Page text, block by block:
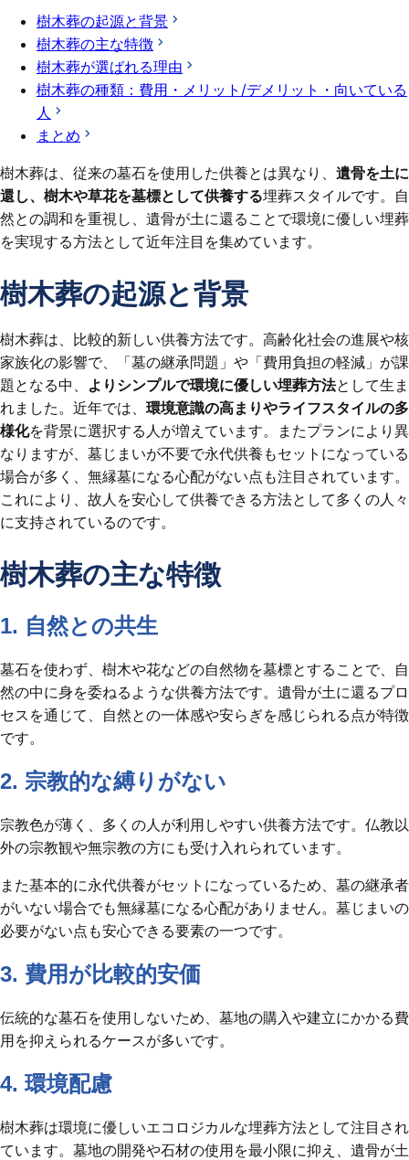
樹木葬の起源と背景
樹木葬の主な特徴
樹木葬が選ばれる理由
樹木葬の種類：費用・メリット/デメリット・向いている
人
まとめ
樹木葬は、従来の墓石を使用した供養とは異なり、 遺骨を土に
還し、樹木や草花を墓標として供養する埋葬スタイルです。自
然との調和を重視し、遺骨が土に還ることで環境に優しい埋葬
を実現する方法として近年注目を集めています。
樹木葬の起源と背景
樹木葬は、比較的新しい供養方法です。高齢化社会の進展や核
家族化の影響で、「墓の継承問題」や「費用負担の軽減」が課
題となる中、 よりシンプルで環境に優しい埋葬方法として生ま
れました。近年では、 環境意識の高まりやライフスタイルの多
様化を背景に選択する人が増えています。またプランにより異
なりますが、墓じまいが不要で永代供養もセットになっている
場合が多く、無縁墓になる心配がない点も注目されています。
これにより、故人を安心して供養できる方法として多くの人々
に支持されているのです。
樹木葬の主な特徴
1. 自然との共生
墓石を使わず、樹木や花などの自然物を墓標とすることで、自
然の中に身を委ねるような供養方法です。遺骨が土に還るプロ
セスを通じて、自然との一体感や安らぎを感じられる点が特徴
です。
2. 宗教的な縛りがない
宗教色が薄く、多くの人が利用しやすい供養方法です。仏教以
外の宗教観や無宗教の方にも受け入れられています。
また基本的に永代供養がセットになっているため、墓の継承者
がいない場合でも無縁墓になる心配がありません。墓じまいの
必要がない点も安心できる要素の一つです。
3. 費用が比較的安価
伝統的な墓石を使用しないため、墓地の購入や建立にかかる費
用を抑えられるケースが多いです。
4. 環境配慮
樹木葬は環境に優しいエコロジカルな埋葬方法として注目され
ています。墓地の開発や石材の使用を最小限に抑え、遺骨が土